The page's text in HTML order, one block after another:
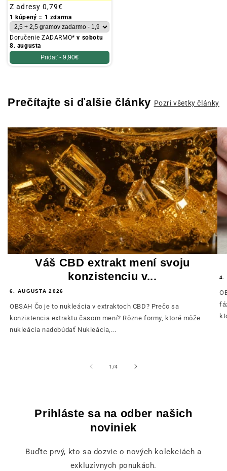
Obvyklá
cena
Z adresy 0,79€
1 kúpený = 1 zdarma
Doručenie ZADARMO*v sobotu
8. augusta
Pridať - 9,90€
Prečítajte si ďalšie články Pozri všetky články
Váš CBD extrakt mení svoju
konzistenciu v...
6. AUGUSTA 2026
OBSAH Čo je to nukleácia v extraktoch CBD? Prečo sa
konzistencia extraktu časom mení? Rôzne formy, ktoré môže
nukleácia nadobúdať Nukleácia,...
4.
1 /z4
Prihláste sa na odber našich
noviniek
Buďte prvý, kto sa dozvie o nových kolekciách a
exkluzívnych ponukách.